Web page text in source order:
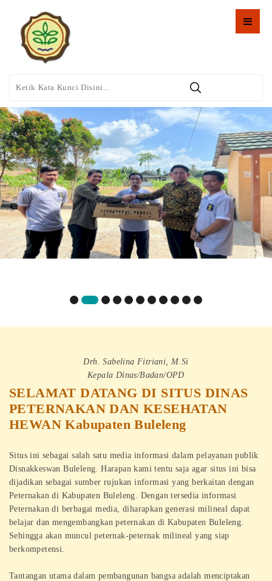
Drh. Sabelina Fitriani, M.Si
Kepala Dinas/Badan/OPD
SELAMAT DATANG DI SITUS DINAS
PETERNAKAN DAN KESEHATAN
HEWAN Kabupaten Buleleng
Situs ini sebagai salah satu media informasi dalam pelayanan publik
Disnakkeswan Buleleng. Harapan kami tentu saja agar situs ini bisa
dijadikan sebagai sumber rujukan informasi yang berkaitan dengan
Peternakan di Kabupaten Buleleng. Dengan tersedia informasi
Peternakan di berbagai media, diharapkan generasi milineal dapat
belajar dan mengembangkan peternakan di Kabupaten Buleleng.
Sehingga akan muncul peternak-peternak milineal yang siap
berkompetensi.
Tantangan utama dalam pembangunan bangsa adalah menciptakan